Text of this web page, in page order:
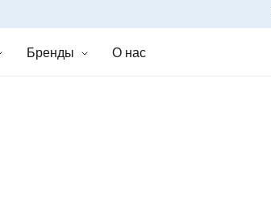
Бренды О нас